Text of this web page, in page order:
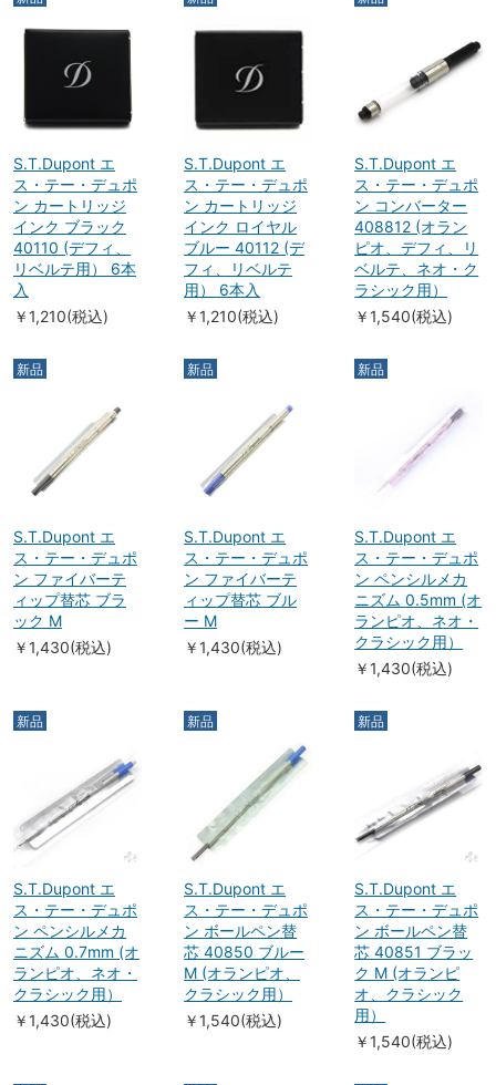
S.T.Dupont エ
ス・テー・デュポ
ン カートリッジ
インク ブラック
40110 (デフィ、
リベルテ用） 6本
入
￥1,210(税込)
S.T.Dupont エ
ス・テー・デュポ
ン カートリッジ
インク ロイヤル
ブルー 40112 (デ
フィ、リベルテ
用） 6本入
￥1,210(税込)
S.T.Dupont エ
ス・テー・デュポ
ン コンバーター
408812 (オラン
ピオ、デフィ、リ
ベルテ、ネオ・ク
ラシック用）
￥1,540(税込)
新品
S.T.Dupont エ
ス・テー・デュポ
ン ファイバーテ
ィップ替芯 ブラ
ック M
￥1,430(税込)
新品
S.T.Dupont エ
ス・テー・デュポ
ン ファイバーテ
ィップ替芯 ブル
ー M
￥1,430(税込)
新品
S.T.Dupont エ
ス・テー・デュポ
ン ペンシルメカ
ニズム 0.5mm (オ
ランピオ、ネオ・
クラシック用）
￥1,430(税込)
新品
S.T.Dupont エ
ス・テー・デュポ
ン ペンシルメカ
ニズム 0.7mm (オ
ランピオ、ネオ・
クラシック用）
￥1,430(税込)
新品
S.T.Dupont エ
ス・テー・デュポ
ン ボールペン替
芯 40850 ブルー
M (オランピオ、
クラシック用）
￥1,540(税込)
新品
S.T.Dupont エ
ス・テー・デュポ
ン ボールペン替
芯 40851 ブラッ
ク M (オランピ
オ、クラシック
用）
￥1,540(税込)